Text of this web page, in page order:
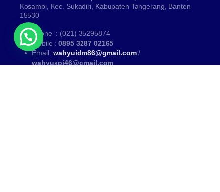
Kosambi, Kec. Sukadiri, Kabupaten Tangerang, Banten
15530
Phone : (021) 35295874
Mobile : 0895 3287 02165
Email: wahyuidm86@gmail.com /
wahyuspi46@gmail.com